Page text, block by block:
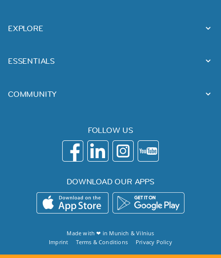
EXPLORE
ESSENTIALS
COMMUNITY
FOLLOW US
DOWNLOAD OUR APPS
Made with ❤ in Munich &Vilnius
Imprint
Terms & Conditions Privacy Policy